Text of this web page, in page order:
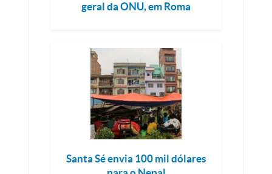
geral da ONU, em Roma
Santa Sé envia 100 mil dólares